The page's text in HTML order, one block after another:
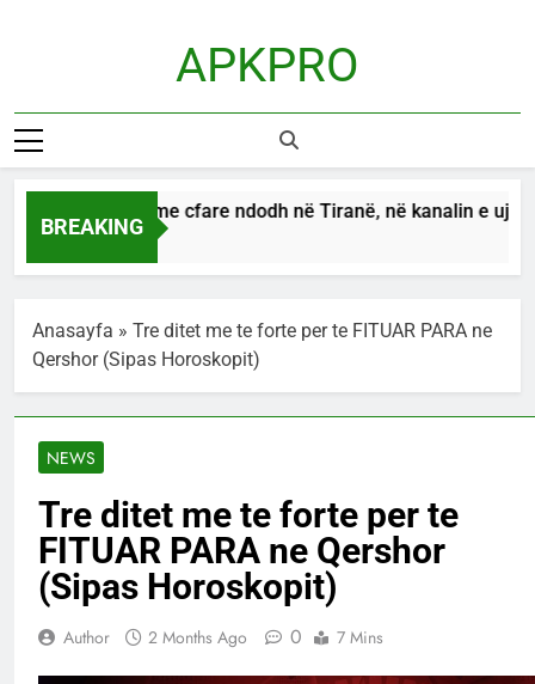
APKPRO
BREAKING
E pabesueshme cfare ndodh në Tiranë, në kanalin e
11 Hours Ago
Anasayfa » Tre ditet me te forte per te FITUAR PARA ne
Qershor (Sipas Horoskopit)
NEWS
Tre ditet me te forte per te
FITUAR PARA ne Qershor
(Sipas Horoskopit)
Author 2 Months Ago 0 7 Mins